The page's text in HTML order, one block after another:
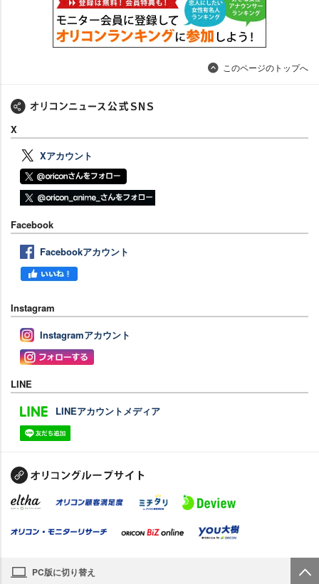
このページのトップへ
X
Xアカウント
Facebook
Facebookアカウント
Instagram
Instagramアカウント
LINE
LINEアカウントメディア
PC版に切り替え